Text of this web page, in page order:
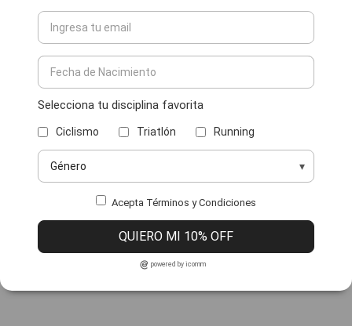
Selecciona tu disciplina favorita
Ciclismo Triatlón Running
Acepta Términos y Condiciones
QUIERO MI 10% OFF
powered by icomm